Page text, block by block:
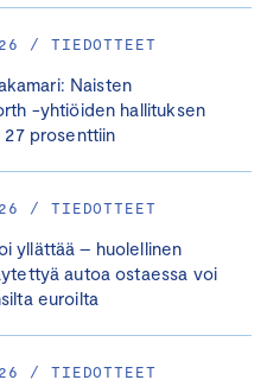
/ TIEDOTTEET
Naisten
-yhtiöiden hallituksen
27 prosenttiin
/ TIEDOTTEET
yllättää – huolellinen
autoa ostaessa voi
euroilta
/ TIEDOTTEET